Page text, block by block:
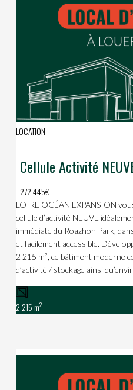
LOCATION
272 445€
LOIRE OCÉAN EXPANSION
cellule d’activité NEUVE
immédiate du Roazhon Park,
et facilement accessible.
2 215 m², ce bâtiment moderne
d’activité / stockage ainsi
2 215 m2